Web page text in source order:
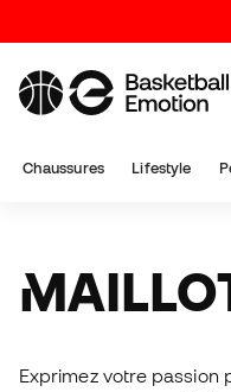
Chaussures Lifestyle
Exprimez votre passion